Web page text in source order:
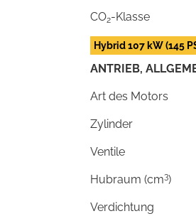
CO2-Klasse
Hybrid 107 kW (145
ANTRIEB,
Art des Motors
Zylinder
Ventile
Hubraum (cm3)
Verdichtung